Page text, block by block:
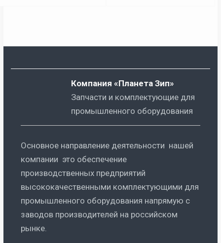
Компания «Планета Зип»
Запчасти и комплектующие для
промышленного оборудования
Основное направление деятельности нашей
компании это обеспечение
производственных предприятий
высококачественными комплектующими для
промышленного оборудования напрямую с
заводов производителей на российском
рынке.